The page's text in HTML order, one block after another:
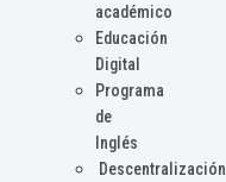
académico
Educación
Digital
Programa
de
Inglés
Descentralización